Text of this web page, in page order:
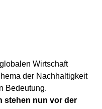
Wirtschaft
der Nachhaltigkeit
Bedeutung.
stehen nun vor der